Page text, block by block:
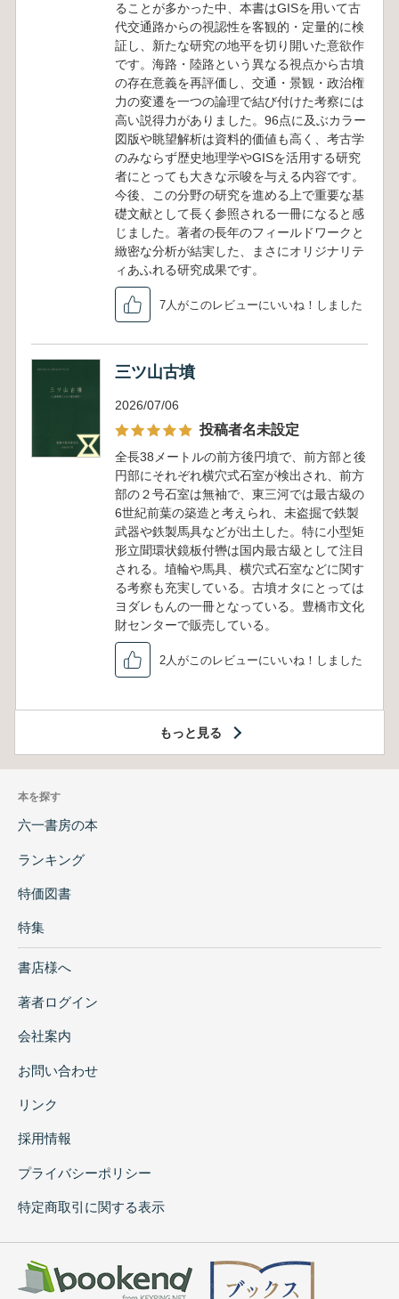
ることが多かった中、本書はGISを用いて古
代交通路からの視認性を客観的・定量的に検
証し、新たな研究の地平を切り開いた意欲作
です。海路・陸路という異なる視点から古墳
の存在意義を再評価し、交通・景観・政治権
力の変遷を一つの論理で結び付けた考察には
高い説得力がありました。96点に及ぶカラー
図版や眺望解析は資料的価値も高く、考古学
のみならず歴史地理学やGISを活用する研究
者にとっても大きな示唆を与える内容です。
今後、この分野の研究を進める上で重要な基
礎文献として長く参照される一冊になると感
じました。著者の長年のフィールドワークと
緻密な分析が結実した、まさにオリジナリテ
ィあふれる研究成果です。
7人がこのレビューにいいね！しました
三ツ山古墳
2026/07/06
投稿者名未設定
全長38メートルの前方後円墳で、前方部と後
円部にそれぞれ横穴式石室が検出され、前方
部の２号石室は無袖で、東三河では最古級の
6世紀前葉の築造と考えられ、未盗掘で鉄製
武器や鉄製馬具などが出土した。特に小型矩
形立聞環状鏡板付轡は国内最古級として注目
される。埴輪や馬具、横穴式石室などに関す
る考察も充実している。古墳オタにとっては
ヨダレもんの一冊となっている。豊橋市文化
財センターで販売している。
2人がこのレビューにいいね！しました
もっと見る
本を探す
六一書房の本
ランキング
特価図書
特集
書店様へ
著者ログイン
会社案内
お問い合わせ
リンク
採用情報
プライバシーポリシー
特定商取引に関する表示